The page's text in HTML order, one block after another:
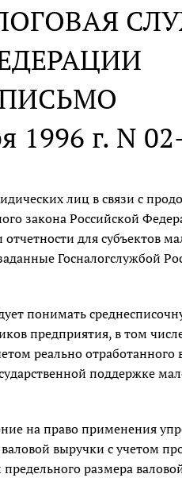
1996 г. N
лиц в связи с
закона Российской
для субъектов
Госналогслужбой
понимать
предприятия, в том
реально
поддержке
на право применения
выручки с учетом
размера